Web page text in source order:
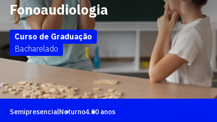
Fonoaudiologia
Curso de Graduação
Bacharelado
SemipresencialNoturno4.00 anos